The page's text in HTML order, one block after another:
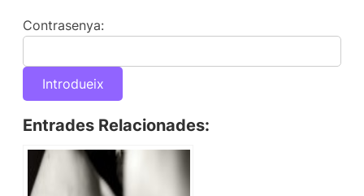
Contrasenya:
Entrades Relacionades: